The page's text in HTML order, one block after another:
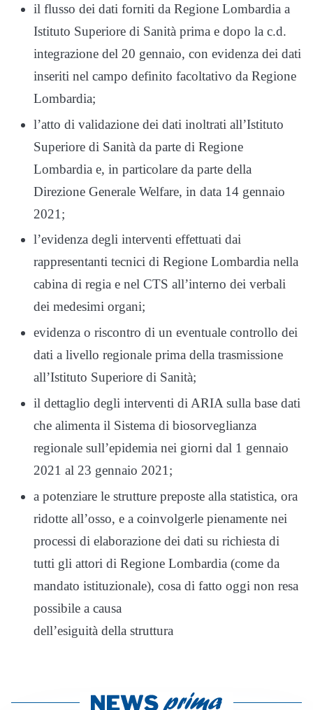
il flusso dei dati forniti da Regione Lombardia a
Istituto Superiore di Sanità prima e dopo la c.d.
integrazione del 20 gennaio, con evidenza dei dati
inseriti nel campo definito facoltativo da Regione
Lombardia;
l’atto di validazione dei dati inoltrati all’Istituto
Superiore di Sanità da parte di Regione
Lombardia e, in particolare da parte della
Direzione Generale Welfare, in data 14 gennaio
2021;
l’evidenza degli interventi effettuati dai
rappresentanti tecnici di Regione Lombardia nella
cabina di regia e nel CTS all’interno dei verbali
dei medesimi organi;
evidenza o riscontro di un eventuale controllo dei
dati a livello regionale prima della trasmissione
all’Istituto Superiore di Sanità;
il dettaglio degli interventi di ARIA sulla base dati
che alimenta il Sistema di biosorveglianza
regionale sull’epidemia nei giorni dal 1 gennaio
2021 al 23 gennaio 2021;
a potenziare le strutture preposte alla statistica, ora
ridotte all’osso, e a coinvolgerle pienamente nei
processi di elaborazione dei dati su richiesta di
tutti gli attori di Regione Lombardia (come da
mandato istituzionale), cosa di fatto oggi non resa
possibile a causa
dell’esiguità della struttura